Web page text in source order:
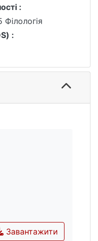
:
Філологія
:
Завантажити